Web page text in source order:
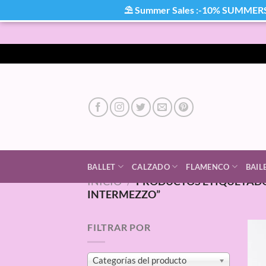
al
BALLET CALZADO FLAMENCO
INICIO / PRODUCTOS
INTERMEZZO”
FILTRAR POR
Categorías del producto
⛱ Summer Sales :-10%